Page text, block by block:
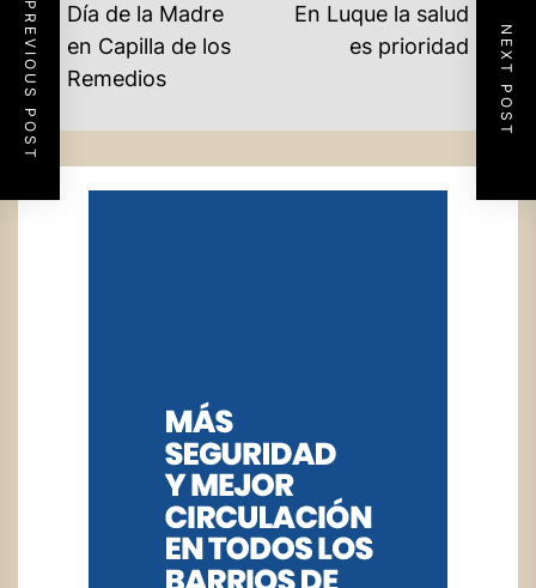
PREVIOUS POST NEXT POST
NAVEGACIÓN
DE
ENTRADAS
Previous
post:
Día de la Madre
en Capilla de los
Remedios
En Luque la salud
es prioridad